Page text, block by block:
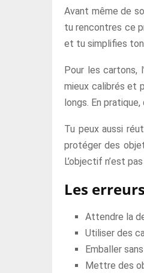
Avant même de
tu rencontres ce
et tu simplifies
Pour les cartons,
mieux calibrés et
longs. En
Tu peux aussi
protéger des
L’objectif n’est
Les
Attendre la
Utiliser des
Emballer
Mettre des